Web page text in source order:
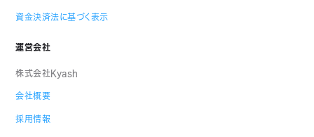
資金決済法に基づく表示
運営会社
株式会社Kyash
会社概要
採用情報